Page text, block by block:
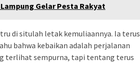
Gelar Pesta Rakyat
di situlah letak kemuliaannya. Ia terus
bahwa kebaikan adalah perjalanan
terlihat sempurna, tapi tentang terus